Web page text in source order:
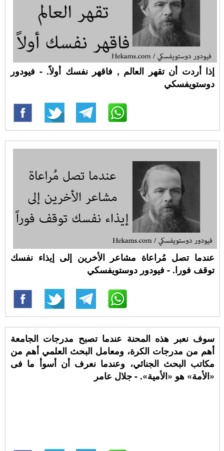
إذا أردت أن تقهر العالم , فاقهر نفسك أولاً. - فيودور
دوستويفسكي
عندما تصل مُراعاة مشاعر الأخرين إلى إيذاء نفسك
توقف فورا. - فيودور دوستويفسكي
سوف نعبر هذه المحنة عندما تصبح مدرجات الجامعة
أهم من مدرجات الكرة، ومعامل البحث العلمي أهم من
مكاتب البحث الجنائي، وعندما نعرف أن أسوأ ما فى
«الأمة» هو «الأمية». - جلال عامر